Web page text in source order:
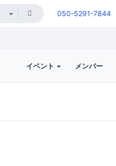
050-5291-7844
イベント メンバー